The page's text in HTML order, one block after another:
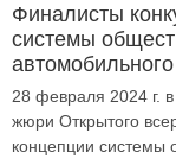
Финалисты
системы
28 февраля 2024 г.
жюри Открытого
концепции системы